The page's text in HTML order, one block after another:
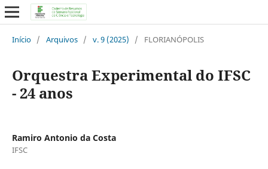
Início / Arquivos / v. 9 (2025) / FLORIANÓPOLIS
Orquestra Experimental do IFSC
- 24 anos
Ramiro Antonio da Costa
IFSC